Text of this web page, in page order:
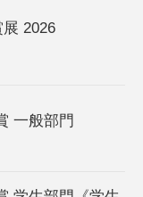
2026
一般部門